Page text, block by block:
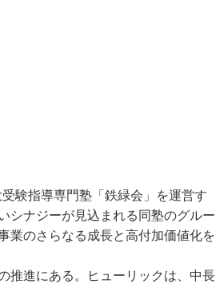
験指導専門塾「鉄緑会」を運営す
シナジーが見込まれる同塾のグルー
業のさらなる成長と高付加価値化を
推進にある。ヒューリックは、中長